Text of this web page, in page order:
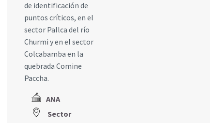
de identificación de
puntos críticos, en el
sector Pallca del río
Churmi y en el sector
Colcabamba en la
quebrada Comine
Paccha.
ANA
Sector